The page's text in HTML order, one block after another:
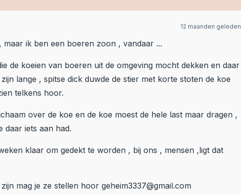
12 maanden geleden
ik ben een boeren zoon , vandaar ...
de koeien van boeren uit de omgeving mocht dekken en daar
lange , spitse dick duwde de stier met korte stoten de koe
telkens hoor.
over de koe en de koe moest de hele last maar dragen ,
daar iets aan had.
klaar om gedekt te worden , bij ons , mensen ,ligt dat
mag je ze stellen hoor geheim3337@gmail.com